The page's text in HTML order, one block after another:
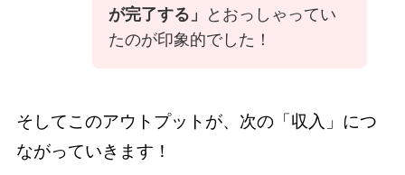
が完了する」
とおっしゃってい
たのが印象的でした！
そしてこのアウトプットが、次の「収入」につ
ながっていきます！